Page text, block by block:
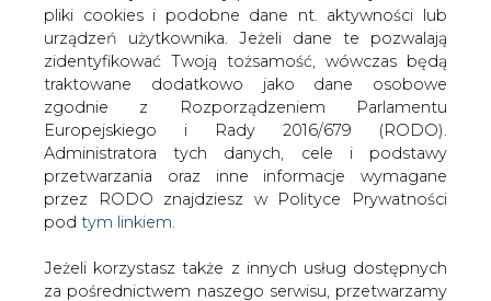
WŁĄCZ CIRE.TV
pliki cookies i podobne dane nt. aktywności lub
urządzeń użytkownika. Jeżeli dane te pozwalają
zidentyfikować Twoją tożsamość, wówczas będą
traktowane dodatkowo jako dane osobowe
zgodnie z Rozporządzeniem Parlamentu
Europejskiego i Rady 2016/679 (RODO).
Administratora tych danych, cele i podstawy
przetwarzania oraz inne informacje wymagane
przez RODO znajdziesz w Polityce Prywatności
pod tym linkiem.
Jeżeli korzystasz także z innych usług dostępnych
za pośrednictwem naszego serwisu, przetwarzamy